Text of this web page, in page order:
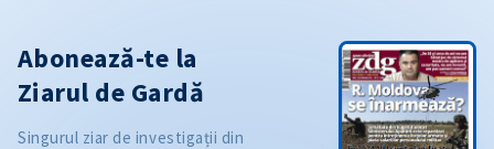
Abonează-te la
Ziarul de Gardă
Singurul ziar de investigații din